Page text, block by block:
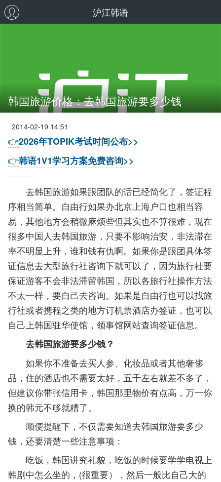
沪江韩语
韩国旅游价格：去韩国旅游要多少钱
2014-02-19 14:51
👉2026年TOPIK考试时间公布>>
👉韩语1V1学习方案免费咨询>>
去韩国旅游如果跟团队的话已经简化了，签证程
序相当简单。自由行如果办北京上海户口也相当容
易，其他地方会稍微麻烦些但其实也不算很难，现在
很多中国人去韩国旅游，只要不影响治安，非法滞在
率不明显上升，谁和钱有仇啊。如果你是跟团具体签
证信息去大型旅行社咨询下就可以了，因为旅行社要
保证游客不会非法滞留韩国，所以各旅行社操作方法
不太一样，要自己去咨询。如果是自由行也可以找旅
行社或者携程之类的地方订机票酒店办签证，也可以
自己上韩国驻华使馆，领事馆网站查询签证信息。
去韩国旅游要多少钱？
如果你不准备去买人参、化妆品或者其他奢侈
品，住的酒店也不需要太好，五千左右就差不多了，
但建议你带张信用卡，韩国那里物价有点高，万一你
换的韩元不够就糟了。
顺便提醒下，不仅需要知道去韩国旅游要多少
钱，还要清楚一些注意事项：
吃饭，韩国讲究礼貌，吃饭的时候要学学电视上
韩剧中怎么坐的，(很重要），然后一般比自己大的